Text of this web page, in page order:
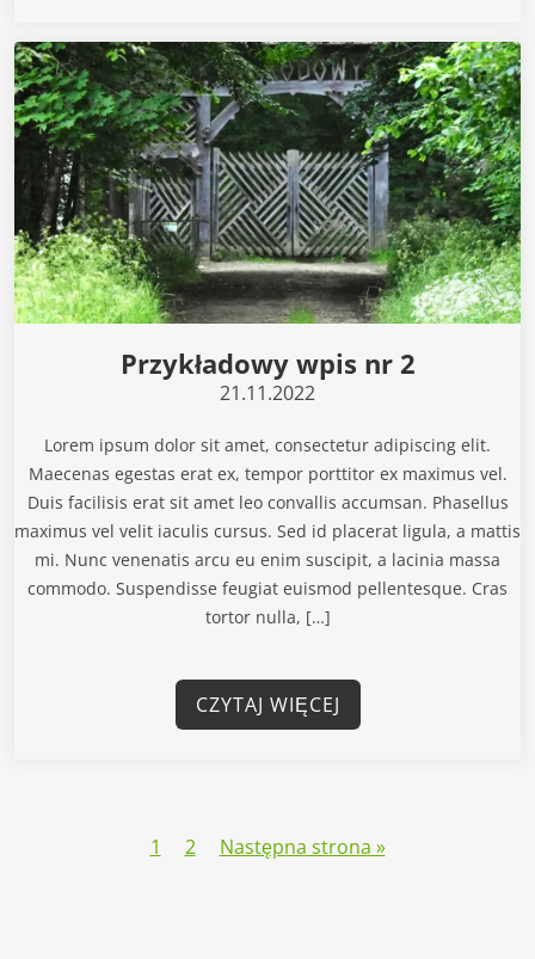
Przykładowy wpis nr 2
21.11.2022
Lorem ipsum dolor sit amet, consectetur adipiscing elit.
Maecenas egestas erat ex, tempor porttitor ex maximus vel.
Duis facilisis erat sit amet leo convallis accumsan. Phasellus
maximus vel velit iaculis cursus. Sed id placerat ligula, a mattis
mi. Nunc venenatis arcu eu enim suscipit, a lacinia massa
commodo. Suspendisse feugiat euismod pellentesque. Cras
tortor nulla, […]
CZYTAJ WIĘCEJ
1 2 Następna strona »